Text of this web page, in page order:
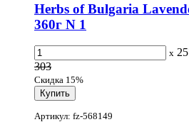
Herbs of Bulgaria
360г N 1
x
303
Скидка 15%
Артикул: fz-568149